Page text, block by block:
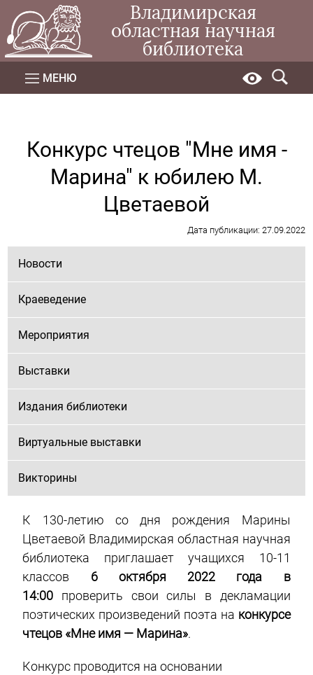
Владимирская
областная научная
библиотека
МЕНЮ
Конкурс чтецов "Мне имя -
Марина" к юбилею М.
Цветаевой
Дата публикации: 27.09.2022
Новости
Краеведение
Мероприятия
Выставки
Издания библиотеки
Виртуальные выставки
Викторины
К 130-летию со дня рождения Марины
Цветаевой Владимирская областная научная
библиотека приглашает учащихся 10-11
классов 6 октября 2022 года в
14:00 проверить свои силы в декламации
поэтических произведений поэта на конкурсе
чтецов «Мне имя — Марина».
Конкурс проводится на основании